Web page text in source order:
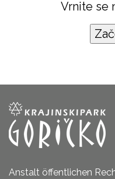
Vrnite se
Anstalt öffentlichen